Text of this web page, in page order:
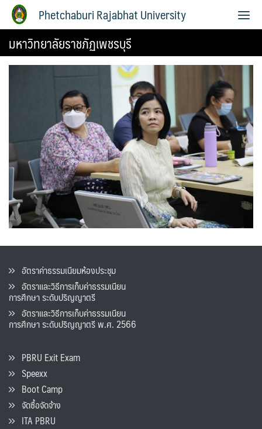
Phetchaburi Rajabhat University
มหาวิทยาลัยราชภัฏเพชรบุรี
อัตราค่าธรรมเนียมห้องประชุม
อัตราและวิธีการเก็บค่าธรรมเนียน
การศึกษา ระดับปริญญาตรี
อัตราและวิธีการเก็บค่าธรรมเนียน
การศึกษา ระดับปริญญาตรี พ.ศ. 2566
PBRU Exit Exam
Speexx
Boot Camp
จัดซื้อจัดจ้าง
ITA PBRU